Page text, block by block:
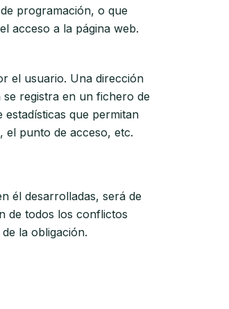
programación, o que
acceso a la página web.
el usuario. Una dirección
registra en un fichero de
que permitan
el punto de acceso, etc.
él desarrolladas, será de
de todos los conflictos
la obligación.